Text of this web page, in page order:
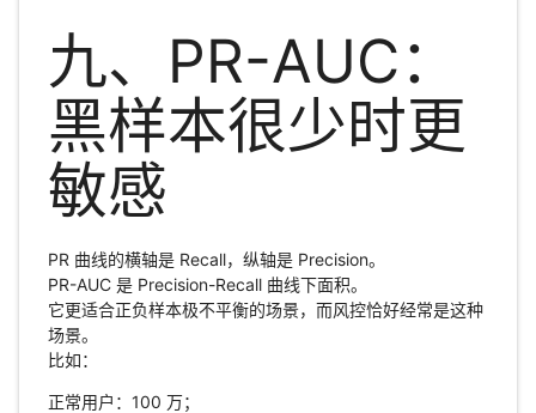
九、PR-AUC：
黑样本很少时更
敏感
PR 曲线的横轴是 Recall，纵轴是 Precision。
PR-AUC 是 Precision-Recall 曲线下面积。
它更适合正负样本极不平衡的场景，而风控恰好经常是这种
场景。
比如：
正常用户：100 万；